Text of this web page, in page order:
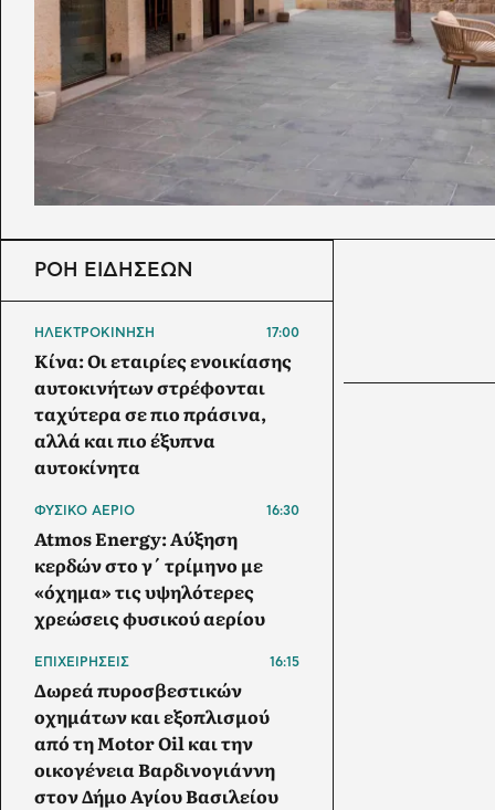
ΡΟΗ ΕΙΔΗΣΕΩΝ
ΗΛΕΚΤΡΟΚΙΝΗΣΗ 17:00
Κίνα: Οι εταιρίες ενοικίασης
αυτοκινήτων στρέφονται
ταχύτερα σε πιο πράσινα,
αλλά και πιο έξυπνα
αυτοκίνητα
ΦΥΣΙΚΟ ΑΕΡΙΟ 16:30
Atmos Energy: Αύξηση
κερδών στο γ΄ τρίμηνο με
«όχημα» τις υψηλότερες
χρεώσεις φυσικού αερίου
ΕΠΙΧΕΙΡΗΣΕΙΣ 16:15
Δωρεά πυροσβεστικών
οχημάτων και εξοπλισμού
από τη Motor Oil και την
οικογένεια Βαρδινογιάννη
στον Δήμο Αγίου Βασιλείου